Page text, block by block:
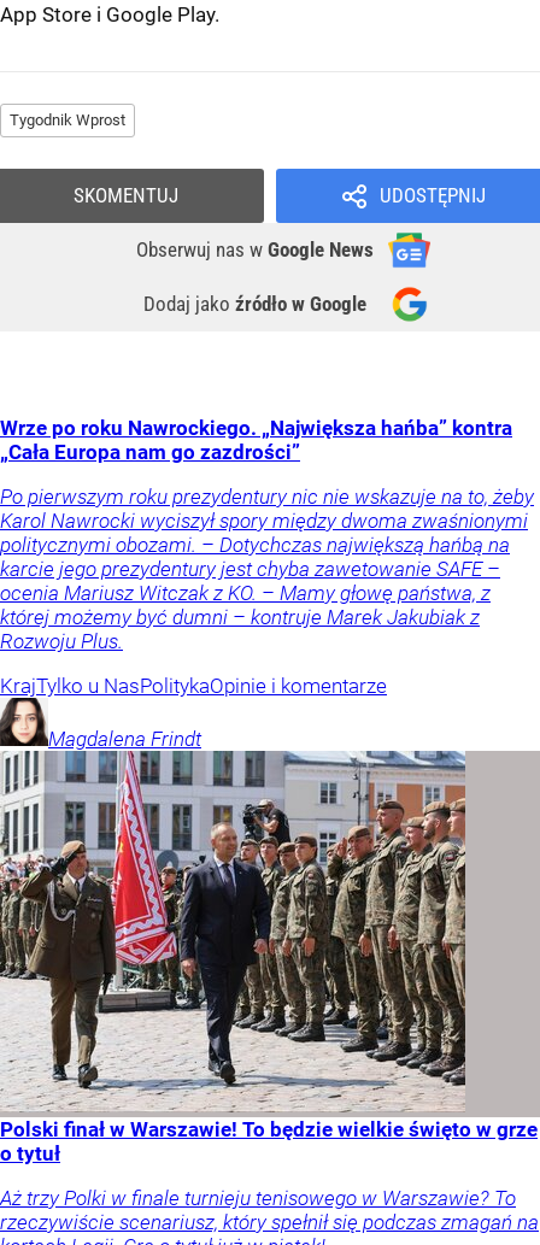
App Store i Google Play.
Tygodnik Wprost
UDOSTĘPNIJ
Obserwuj nas w Google News
Dodaj jako źródło w Google
SKOMENTUJ
Wrze po roku Nawrockiego. „Największa hańba” kontra
„Cała Europa nam go zazdrości”
Po pierwszym roku prezydentury nic nie wskazuje na to, żeby
Karol Nawrocki wyciszył spory między dwoma zwaśnionymi
politycznymi obozami. – Dotychczas największą hańbą na
karcie jego prezydentury jest chyba zawetowanie SAFE –
ocenia Mariusz Witczak z KO. – Mamy głowę państwa, z
której możemy być dumni – kontruje Marek Jakubiak z
Rozwoju Plus.
KrajTylko u NasPolitykaOpinie i komentarze
Magdalena Frindt
Polski finał w Warszawie! To będzie wielkie święto w grze
o tytuł
Aż trzy Polki w finale turnieju tenisowego w Warszawie? To
rzeczywiście scenariusz, który spełnił się podczas zmagań na